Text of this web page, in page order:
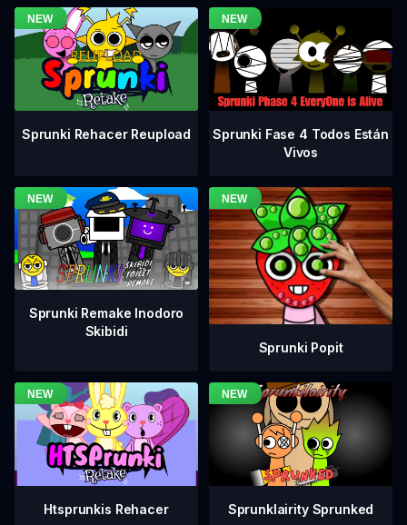
Sprunki Rehacer Reupload
Sprunki Fase 4 Todos Están
Vivos
Sprunki Remake Inodoro
Skibidi
Sprunki Popit
Htsprunkis Rehacer Sprunklairity Sprunked